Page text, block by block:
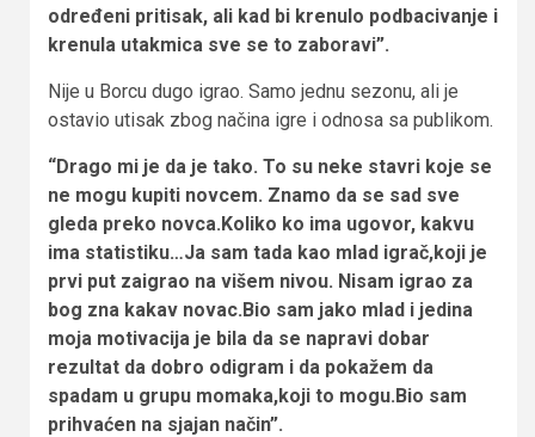
određeni pritisak, ali kad bi krenulo podbacivanje i
krenula utakmica sve se to zaboravi”.
Nije u Borcu dugo igrao. Samo jednu sezonu, ali je
ostavio utisak zbog načina igre i odnosa sa publikom.
“Drago mi je da je tako. To su neke stavri koje se
ne mogu kupiti novcem. Znamo da se sad sve
gleda preko novca.Koliko ko ima ugovor, kakvu
ima statistiku…Ja sam tada kao mlad igrač,koji je
prvi put zaigrao na višem nivou. Nisam igrao za
bog zna kakav novac.Bio sam jako mlad i jedina
moja motivacija je bila da se napravi dobar
rezultat da dobro odigram i da pokažem da
spadam u grupu momaka,koji to mogu.Bio sam
prihvaćen na sjajan način”.